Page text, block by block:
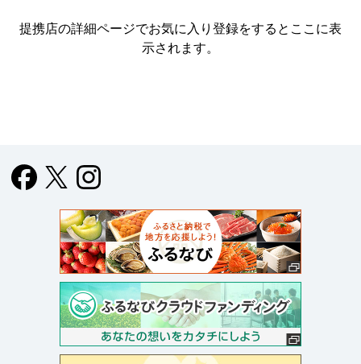
提携店の詳細ページでお気に入り登録をすると ここに表
示されます。